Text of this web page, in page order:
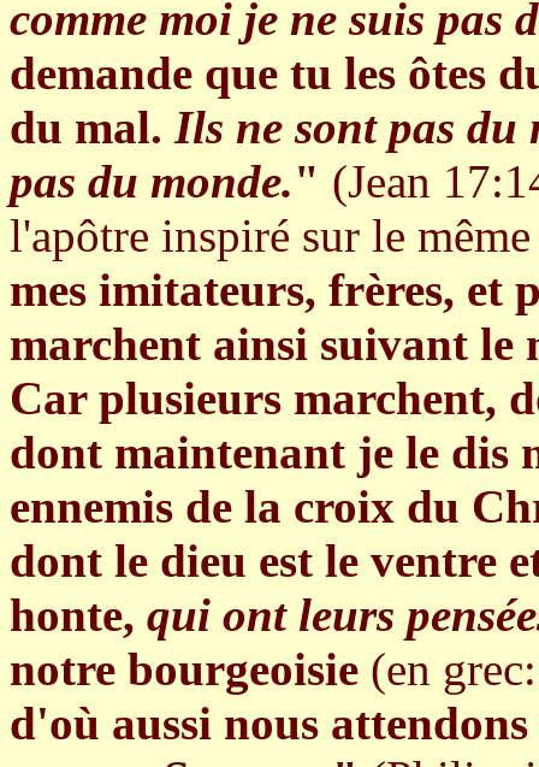
comme moi je ne suis pas
demande que tu les ôtes
du mal. Ils ne sont pas du
pas du monde." (Jean
l'apôtre inspiré sur le
mes imitateurs, frères, et
marchent ainsi suivant le
Car plusieurs marchent,
dont maintenant je le dis
ennemis de la croix du
dont le dieu est le ventre
honte, qui ont leurs
notre bourgeoisie (en
d'où aussi nous